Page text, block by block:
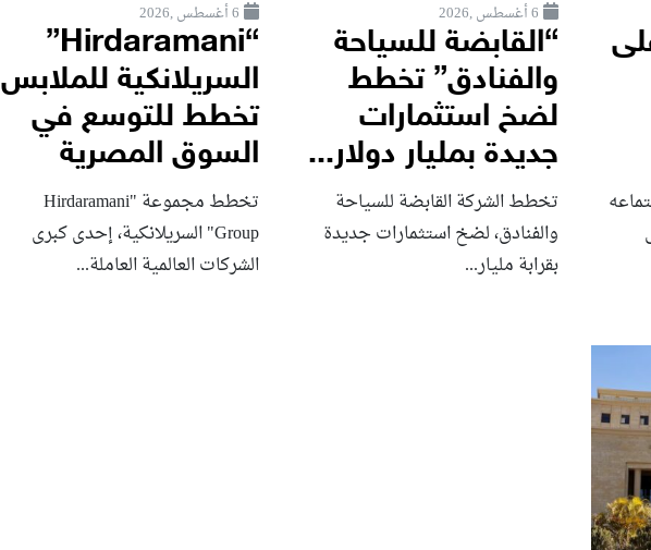
6 أغسطس ,2026
“القابضة للسياحة
والفنادق” تخطط
لضخ استثمارات
جديدة بمليار دولار...
تخطط الشركة القابضة للسياحة
والفنادق، لضخ استثمارات جديدة
بقرابة مليار...
6 أغسطس ,2026
“Hirdaramani”
السريلانكية للملابس
تخطط للتوسع في
السوق المصرية
تخطط مجموعة "Hirdaramani
Group" السريلانكية، إحدى كبرى
الشركات العالمية العاملة...